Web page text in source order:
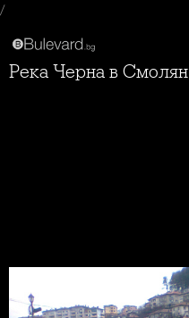
/
Река Черна в Смолян